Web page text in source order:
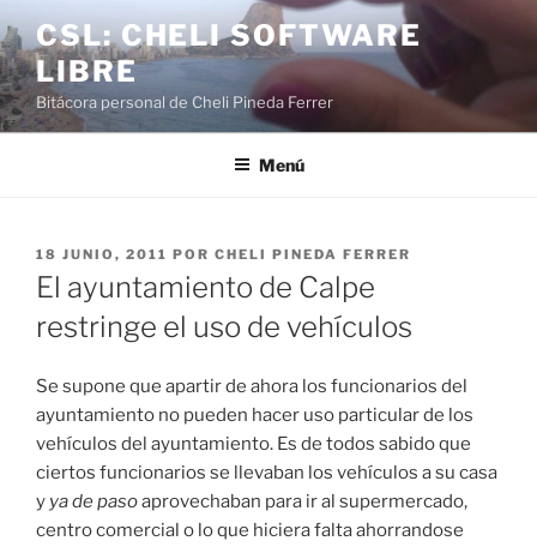
al
contenido
CSL: CHELI SOFTWARE
LIBRE
Bitácora personal de Cheli Pineda Ferrer
Menú
PUBLICADO
EL
18 JUNIO, 2011 POR CHELI PINEDA FERRER
El ayuntamiento de Calpe
restringe el uso de vehículos
Se supone que apartir de ahora los funcionarios del
ayuntamiento no pueden hacer uso particular de los
vehículos del ayuntamiento. Es de todos sabido que
ciertos funcionarios se llevaban los vehículos a su casa
y ya de pasoaprovechaban para ir al supermercado,
centro comercial o lo que hiciera falta ahorrandose